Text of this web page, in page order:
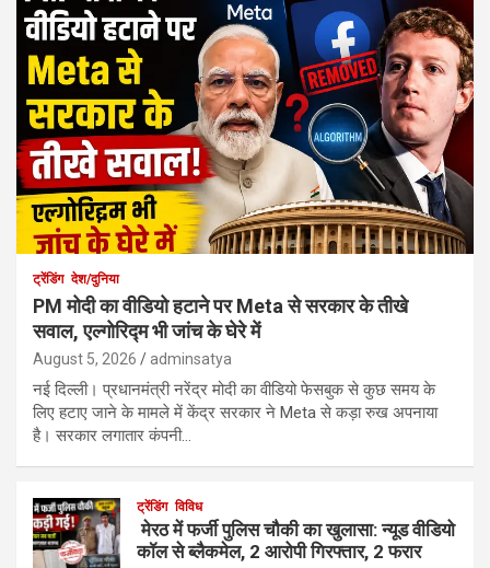
ट्रेंडिंग देश/दुनिया
PM मोदी का वीडियो हटाने पर Meta से सरकार के तीखे
सवाल, एल्गोरिद्म भी जांच के घेरे में
August 5, 2026 adminsatya
नई दिल्ली। प्रधानमंत्री नरेंद्र मोदी का वीडियो फेसबुक से कुछ समय के
लिए हटाए जाने के मामले में केंद्र सरकार ने Meta से कड़ा रुख अपनाया
है। सरकार लगातार कंपनी…
ट्रेंडिंग विविध
मेरठ में फर्जी पुलिस चौकी का खुलासा: न्यूड वीडियो
कॉल से ब्लैकमेल, 2 आरोपी गिरफ्तार, 2 फरार